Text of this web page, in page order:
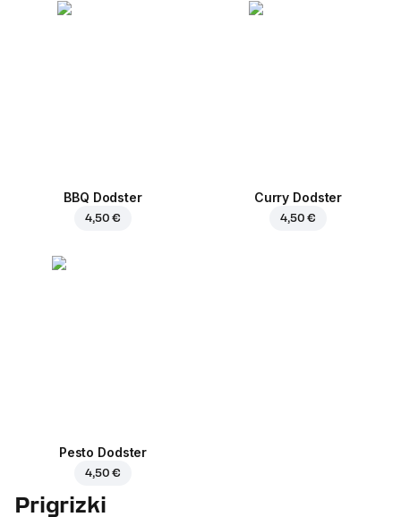
BBQ Dodster
4,50 €
Curry Dodster
4,50 €
Pesto Dodster
4,50 €
Prigrizki